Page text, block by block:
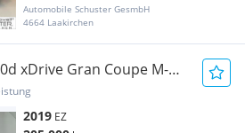
Automobile Schuster GesmbH
4664 Laakirchen
xDrive Gran Coupe M-
2019 EZ